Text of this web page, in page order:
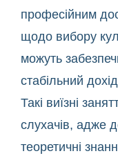
професійним
щодо вибору
можуть
стабільний
Такі виїзні
слухачів, адже
теоретичні